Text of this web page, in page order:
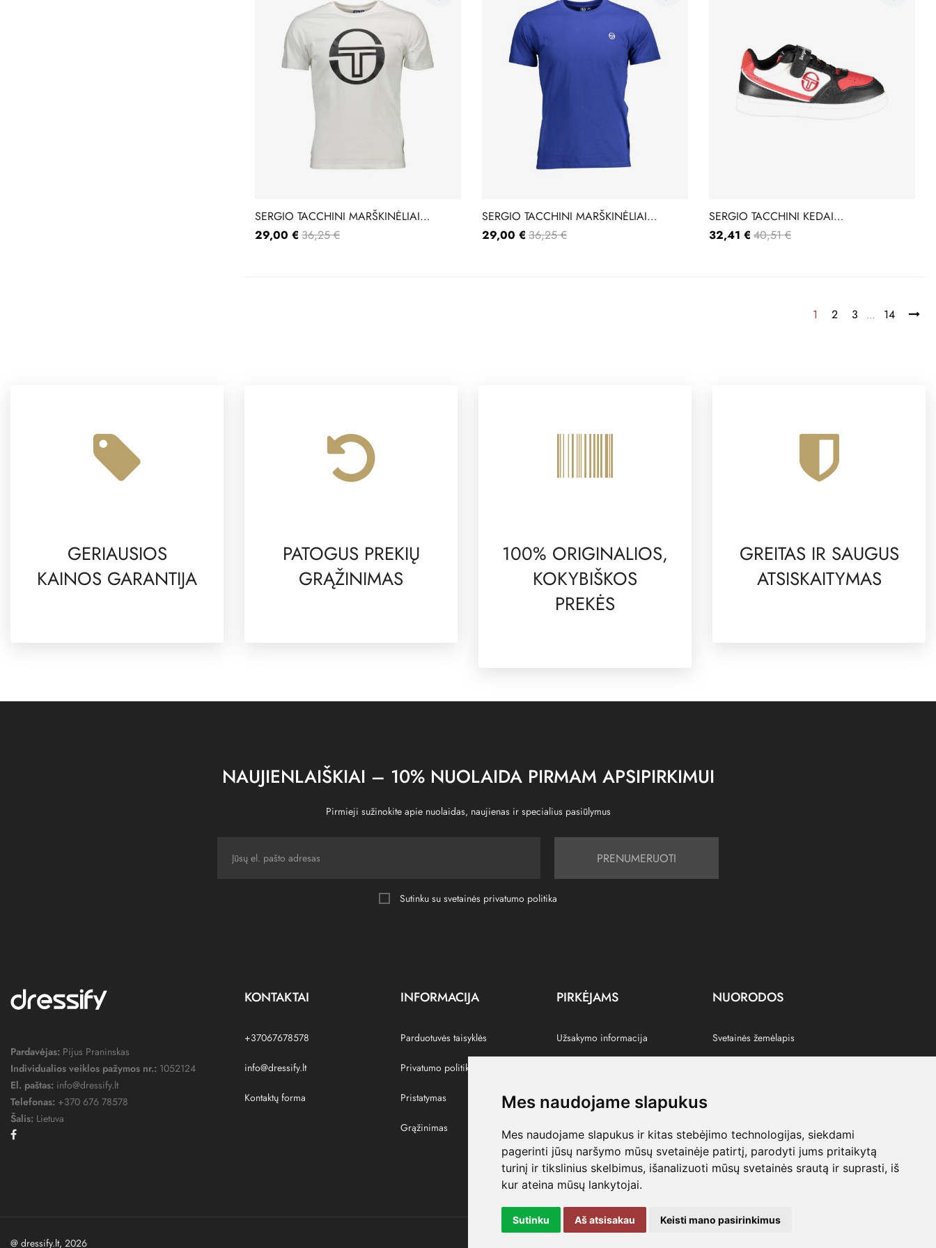
Mes naudojame slapukus
Mes naudojame slapukus ir kitas stebėjimo technologijas, siekdami
pagerinti jūsų naršymo mūsų svetainėje patirtį, parodyti jums pritaikytą
turinį ir tikslinius skelbimus, išanalizuoti mūsų svetainės srautą ir suprasti, iš
kur ateina mūsų lankytojai.
Sutinku Aš atsisakau Keisti mano pasirinkimus
SERGIO TACCHINI MARŠKINĖLIAI
10310008
29,00 € 36,25 €
SERGIO TACCHINI MARŠKINĖLIAI
10310007
29,00 € 36,25 €
SERGIO TACCHINI KEDAI
JILLFLEXVELCROKIDSTK22
32,41 € 40,51 €
1 2 3 … 14
GERIAUSIOS
KAINOS GARANTIJA
PATOGUS PREKIŲ
GRĄŽINIMAS
100% ORIGINALIOS,
KOKYBIŠKOS
PREKĖS
GREITAS IR SAUGUS
ATSISKAITYMAS
NAUJIENLAIŠKIAI – 10% NUOLAIDA PIRMAM APSIPIRKIMUI
Pirmieji sužinokite apie nuolaidas, naujienas ir specialius pasiūlymus
PRENUMERUOTI
Sutinku su svetainės privatumo politika
Pardavėjas: Pijus Praninskas
Individualios veiklos pažymos nr.: 1052124
El. paštas: info@dressify.lt
Telefonas: +370 676 78578
Šalis: Lietuva
KONTAKTAI
+37067678578
info@dressify.lt
Kontaktų forma
INFORMACIJA
Parduotuvės taisyklės
Privatumo politika
Pristatymas
Grąžinimas
PIRKĖJAMS
Užsakymo informacija
Paskyra
Pamėgtos prekės
NUORODOS
Svetainės žemėlapis
@ dressify.lt, 2026